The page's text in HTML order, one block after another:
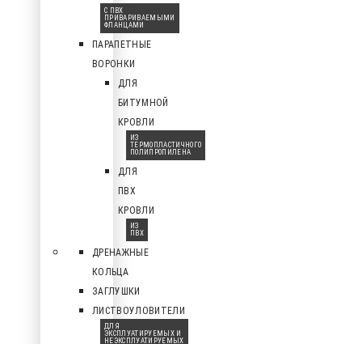
С ПВХ
ПРИВАРИВАЕМЫМИ
ФЛАНЦАМИ
ПАРАПЕТНЫЕ
ВОРОНКИ
ДЛЯ
БИТУМНОЙ
КРОВЛИ
ИЗ
ТЕРМОПЛАСТИЧНОГО
ПОЛИПРОПИЛЕНА
ДЛЯ
ПВХ
КРОВЛИ
ИЗ
ПВХ
ДРЕНАЖНЫЕ
КОЛЬЦА
ЗАГЛУШКИ
ЛИСТВОУЛОВИТЕЛИ
ДЛЯ
ЭКСПЛУАТИРУЕМЫХ И
НЕЭКСПЛУАТИРУЕМЫХ